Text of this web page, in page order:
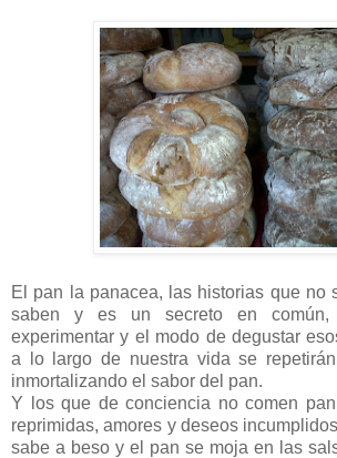
El pan la panacea, las historias que no
saben y es un secreto en común,
experimentar y el modo de degustar
a lo largo de nuestra vida se
inmortalizando el sabor del pan.
Y los que de conciencia no comen
reprimidas, amores y deseos
sabe a beso y el pan se moja en las